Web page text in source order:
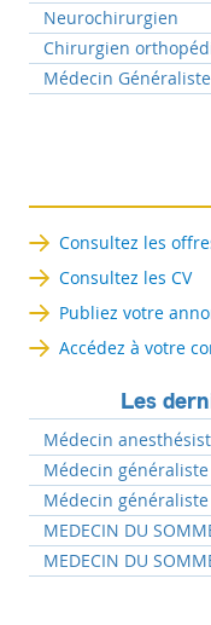
Neurochirurgien
Chirurgien
Médecin Généraliste
Consultez les
Consultez les CV
Publiez votre
Accédez à votre
Les
Médecin
Médecin généraliste
Médecin généraliste
MEDECIN DU
MEDECIN DU